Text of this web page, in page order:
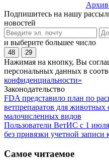
Подпишитесь на нашу
новостей
и выберите большее число
48 29
Нажимая на кнопку, Вы
персональных данных в
конфиденциальности»
Законодательство
FDA представило план по
ветпрепаратов для животных
малочисленных видов
Пользователи ВетИС с 1
без привязки учетной записи
Самое читаемое